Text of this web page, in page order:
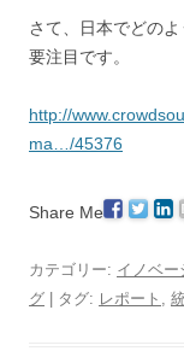
さて、日本でどの
要注目です。
http://
ma…/45376
Share Me
カテゴリー: イノベー
グ | タグ: レポート ,